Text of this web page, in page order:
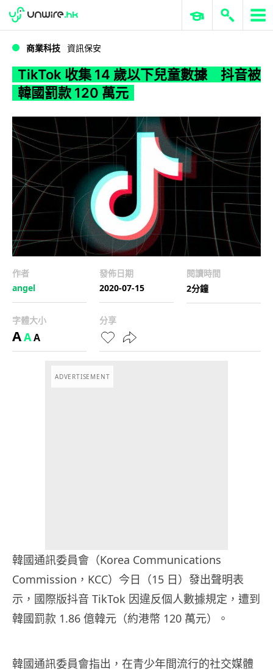
WWDC 2026 ERP 與商業 AI
商業科技 資訊保安
TikTok 收集 14 歲以下兒童數據 抖音被
韓國罰款 120 萬元
作者
angel
發佈日期
2020-07-15
閱讀時間
2分鐘
字體大小
AAA
分享
ADVERTISEMENT
韓國通訊委員會（Korea Communications
Commission，KCC）今日（15 日）發出聲明表
示，國際版抖音 TikTok 因違反個人數據規定，遭到
韓國罰款 1.86 億韓元（約港幣 120 萬元）。
韓國通訊委員會指出，在青少年間流行的社交媒體